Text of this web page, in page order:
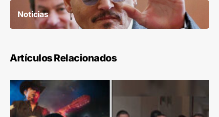
Noticias
Artículos Relacionados